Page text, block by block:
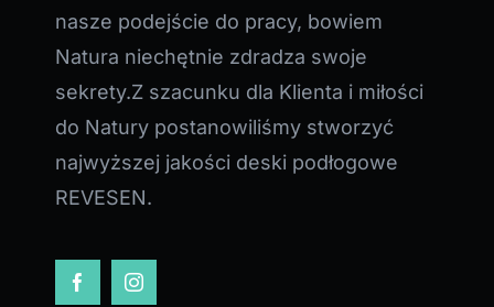
nasze podejście do pracy, bowiem
Natura niechętnie zdradza swoje
sekrety.Z szacunku dla Klienta i miłości
do Natury postanowiliśmy stworzyć
najwyższej jakości deski podłogowe
REVESEN.